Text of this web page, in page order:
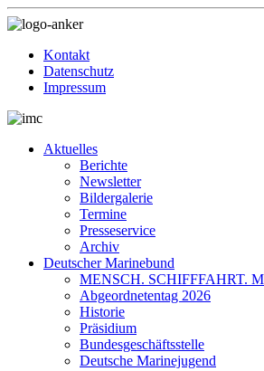
Kontakt
Datenschutz
Impressum
Aktuelles
Berichte
Newsletter
Bildergalerie
Termine
Presseservice
Archiv
Deutscher Marinebund
MENSCH. SCHIFFFAHRT.
Abgeordnetentag 2026
Historie
Präsidium
Bundesgeschäftsstelle
Deutsche Marinejugend